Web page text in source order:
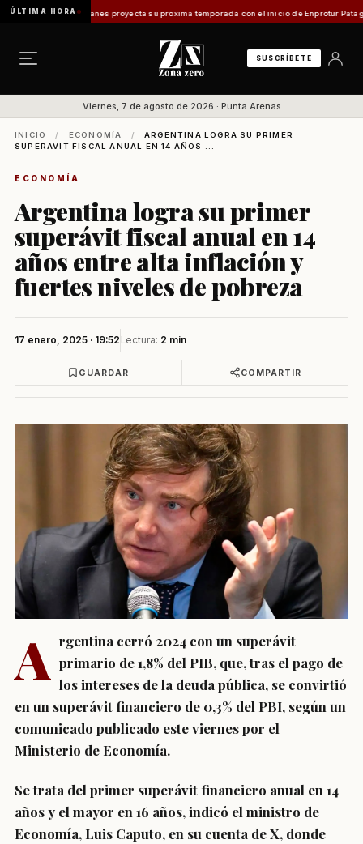
ÚLTIMA HORA
en Magallanes proyecta su próxima temporada con el inicio de Enprotur Patagonia
SUSCRÍBETE
Viernes, 7 de agosto de 2026 · Punta Arenas
INICIO / ECONOMÍA /
ARGENTINA LOGRA SU PRIMER
SUPERÁVIT FISCAL ANUAL EN 14 AÑOS ...
ECONOMÍA
Argentina logra su primer
superávit fiscal anual en 14
años entre alta inflación y
fuertes niveles de pobreza
17 enero, 2025 · 19:52 Lectura: 2 min
GUARDAR COMPARTIR
A rgentina cerró 2024 con un superávit
primario de 1,8% del PIB, que, tras el pago de
los intereses de la deuda pública, se convirtió
en un superávit financiero de 0,3% del PBI, según un
comunicado publicado este viernes por el
Ministerio de Economía.
Se trata del primer superávit financiero anual en 14
años y el mayor en 16 años, indicó el ministro de
Economía, Luis Caputo, en su cuenta de X, donde